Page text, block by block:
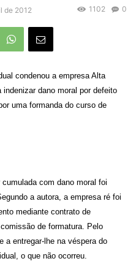
de 2012 0
1102
condenou a empresa Alta
dano moral por defeito
uma formanda do curso de
com dano moral foi
a autora, a empresa ré foi
mediante contrato de
de formatura. Pelo
a entregar-lhe na véspera do
o que não ocorreu.